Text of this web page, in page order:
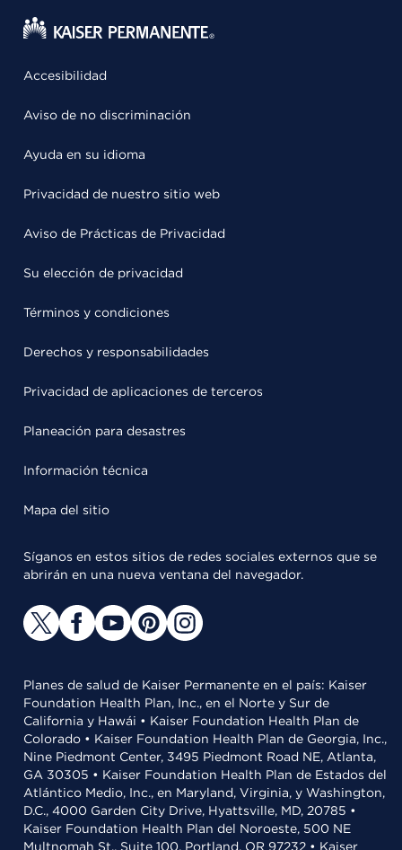
Accesibilidad
Aviso de no discriminación
Ayuda en su idioma
Privacidad de nuestro sitio web
Aviso de Prácticas de Privacidad
Su elección de privacidad
Términos y condiciones
Derechos y responsabilidades
Privacidad de aplicaciones de terceros
Planeación para desastres
Información técnica
Mapa del sitio
Síganos en estos sitios de redes sociales externos que se
abrirán en una nueva ventana del navegador.
Planes de salud de Kaiser Permanente en el país: Kaiser
Foundation Health Plan, Inc., en el Norte y Sur de
California y Hawái • Kaiser Foundation Health Plan de
Colorado • Kaiser Foundation Health Plan de Georgia, Inc.,
Nine Piedmont Center, 3495 Piedmont Road NE, Atlanta,
GA 30305 • Kaiser Foundation Health Plan de Estados del
Atlántico Medio, Inc., en Maryland, Virginia, y Washington,
D.C., 4000 Garden City Drive, Hyattsville, MD, 20785 •
Kaiser Foundation Health Plan del Noroeste, 500 NE
Multnomah St., Suite 100, Portland, OR 97232 • Kaiser